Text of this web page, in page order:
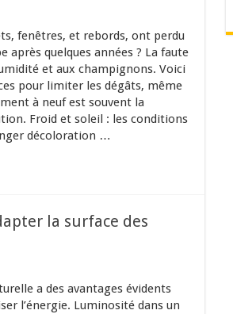
fenêtres, et rebords, ont perdu
après quelques années ? La faute
et aux champignons. Voici
pour limiter les dégâts, même
à neuf est souvent la
Froid et soleil : les conditions
décoloration …
la surface des
a des avantages évidents
l’énergie. Luminosité dans un